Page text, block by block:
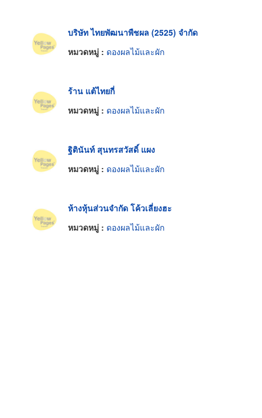
บริษัท ไทยพัฒนาพืชผล (2525) จำกัด
หมวดหมู่ : ดองผลไม้และผัก
ร้าน แต้ไทยกี่
หมวดหมู่ : ดองผลไม้และผัก
ฐิตินันท์ สุนทรสวัสดิ์ แผง
หมวดหมู่ : ดองผลไม้และผัก
ห้างหุ้นส่วนจำกัด โค้วเลี่ยงฮะ
หมวดหมู่ : ดองผลไม้และผัก